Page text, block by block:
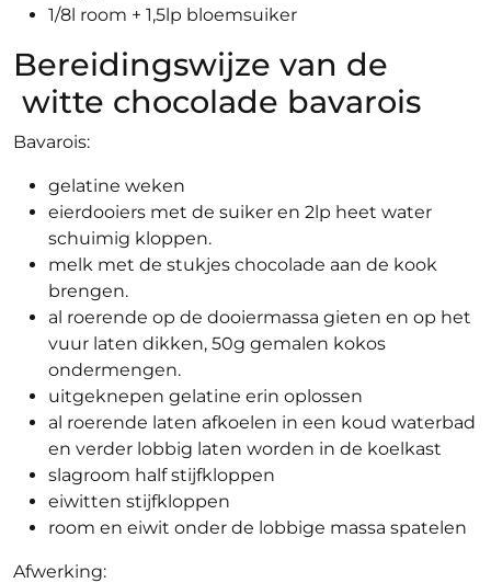
1/8l room + 1,5lp bloemsuiker
Bereidingswijze van de
witte chocolade bavarois
Bavarois:
gelatine weken
eierdooiers met de suiker en 2lp heet water
schuimig kloppen.
melk met de stukjes chocolade aan de kook
brengen.
al roerende op de dooiermassa gieten en op het
vuur laten dikken, 50g gemalen kokos
ondermengen.
uitgeknepen gelatine erin oplossen
al roerende laten afkoelen in een koud waterbad
en verder lobbig laten worden in de koelkast
slagroom half stijfkloppen
eiwitten stijfkloppen
room en eiwit onder de lobbige massa spatelen
Afwerking: